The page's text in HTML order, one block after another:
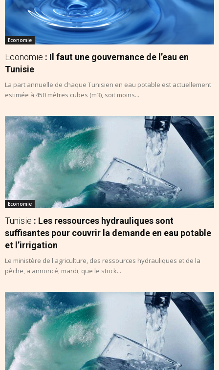
Economie
Economie : Il faut une gouvernance de l’eau en
Tunisie
La part annuelle de chaque Tunisien en eau potable est actuellement
estimée à 450 mètres cubes (m3), soit moins...
Economie
Tunisie : Les ressources hydrauliques sont
suffisantes pour couvrir la demande en eau potable
et l’irrigation
Le ministère de l'agriculture, des ressources hydrauliques et de la
pêche, a annoncé, mardi, que le stock...